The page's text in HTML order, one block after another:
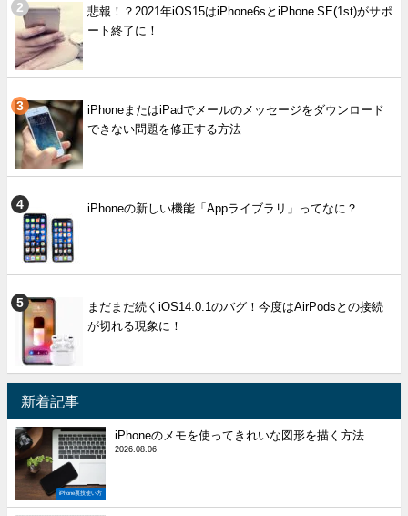
悲報！？2021年iOS15はiPhone6sとiPhone SE(1st)がサポ
ート終了に！
iPhoneまたはiPadでメールのメッセージをダウンロード
できない問題を修正する方法
iPhoneの新しい機能「Appライブラリ」ってなに？
まだまだ続くiOS14.0.1のバグ！今度はAirPodsとの接続
が切れる現象に！
新着記事
iPhone裏技使い方
iPhoneのメモを使ってきれいな図形を描く方法
2026.08.06